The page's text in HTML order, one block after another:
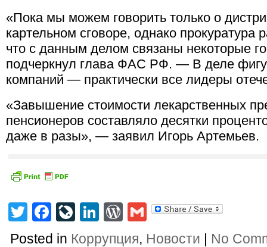
«Пока мы можем говорить только о
картельном сговоре, однако прокуратура
что с данным делом связаны некоторые
подчеркнул глава ФАС РФ. — В деле
компаний — практически все лидеры
«Завышение стоимости лекарственных
пенсионеров составляло десятки
даже в разы», — заявил Игорь Артемьев.
TwitterFacebook
LiveJournal
LinkedIn
WordPress
Gmail
Posted in Коррупция, Новости | No